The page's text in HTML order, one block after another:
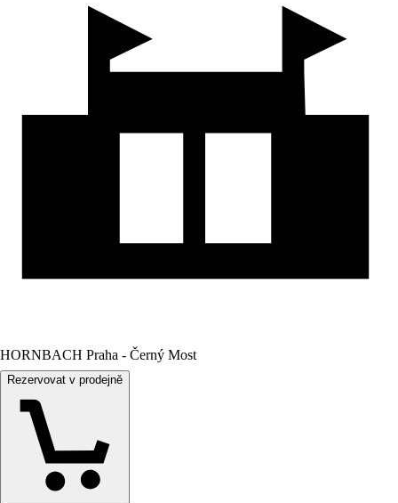
HORNBACH Praha - Černý Most
Rezervovat v prodejně